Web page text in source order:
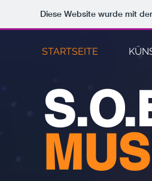
Diese Website wurde mit
STARTSEITE